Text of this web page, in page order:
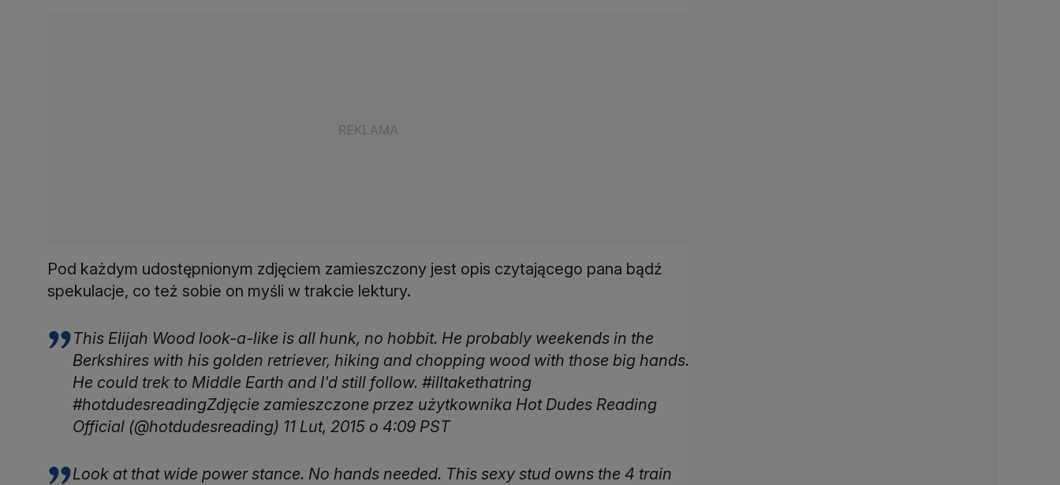
Pod każdym udostępnionym zdjęciem zamieszczony jest opis czytającego pana bądź
spekulacje, co też sobie on myśli w trakcie lektury.
This Elijah Wood look-a-like is all hunk, no hobbit. He probably weekends in the
Berkshires with his golden retriever, hiking and chopping wood with those big hands.
He could trek to Middle Earth and I'd still follow. #illtakethatring
#hotdudesreadingZdjęcie zamieszczone przez użytkownika Hot Dudes Reading
Official (@hotdudesreading) 11 Lut, 2015 o 4:09 PST
Look at that wide power stance. No hands needed. This sexy stud owns the 4 train